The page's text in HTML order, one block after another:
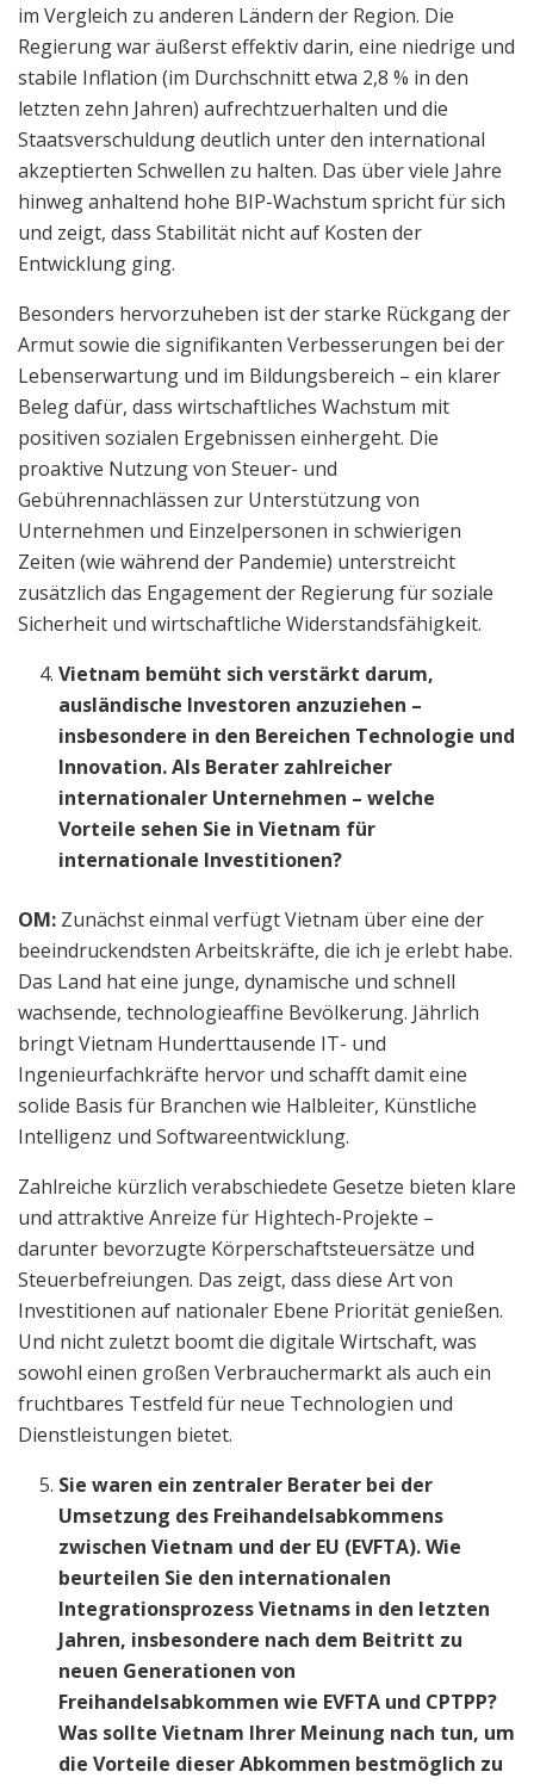
im Vergleich zu anderen Ländern der Region. Die
Regierung war äußerst effektiv darin, eine niedrige und
stabile Inflation (im Durchschnitt etwa 2,8 % in den
letzten zehn Jahren) aufrechtzuerhalten und die
Staatsverschuldung deutlich unter den international
akzeptierten Schwellen zu halten. Das über viele Jahre
hinweg anhaltend hohe BIP-Wachstum spricht für sich
und zeigt, dass Stabilität nicht auf Kosten der
Entwicklung ging.
Besonders hervorzuheben ist der starke Rückgang der
Armut sowie die signifikanten Verbesserungen bei der
Lebenserwartung und im Bildungsbereich – ein klarer
Beleg dafür, dass wirtschaftliches Wachstum mit
positiven sozialen Ergebnissen einhergeht. Die
proaktive Nutzung von Steuer- und
Gebührennachlässen zur Unterstützung von
Unternehmen und Einzelpersonen in schwierigen
Zeiten (wie während der Pandemie) unterstreicht
zusätzlich das Engagement der Regierung für soziale
Sicherheit und wirtschaftliche Widerstandsfähigkeit.
Vietnam bemüht sich verstärkt darum,
ausländische Investoren anzuziehen –
insbesondere in den Bereichen Technologie und
Innovation. Als Berater zahlreicher
internationaler Unternehmen – welche
Vorteile sehen Sie in Vietnam für
internationale Investitionen?
OM: Zunächst einmal verfügt Vietnam über eine der
beeindruckendsten Arbeitskräfte, die ich je erlebt habe.
Das Land hat eine junge, dynamische und schnell
wachsende, technologieaffine Bevölkerung. Jährlich
bringt Vietnam Hunderttausende IT- und
Ingenieurfachkräfte hervor und schafft damit eine
solide Basis für Branchen wie Halbleiter, Künstliche
Intelligenz und Softwareentwicklung.
Zahlreiche kürzlich verabschiedete Gesetze bieten klare
und attraktive Anreize für Hightech-Projekte –
darunter bevorzugte Körperschaftsteuersätze und
Steuerbefreiungen. Das zeigt, dass diese Art von
Investitionen auf nationaler Ebene Priorität genießen.
Und nicht zuletzt boomt die digitale Wirtschaft, was
sowohl einen großen Verbrauchermarkt als auch ein
fruchtbares Testfeld für neue Technologien und
Dienstleistungen bietet.
Sie waren ein zentraler Berater bei der
Umsetzung des Freihandelsabkommens
zwischen Vietnam und der EU (EVFTA). Wie
beurteilen Sie den internationalen
Integrationsprozess Vietnams in den letzten
Jahren, insbesondere nach dem Beitritt zu
neuen Generationen von
Freihandelsabkommen wie EVFTA und CPTPP?
Was sollte Vietnam Ihrer Meinung nach tun, um
die Vorteile dieser Abkommen bestmöglich zu